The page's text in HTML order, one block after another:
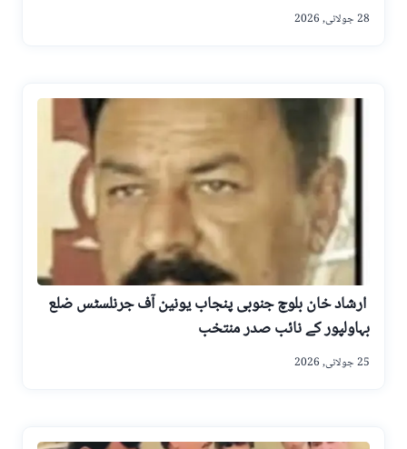
28 جولائی, 2026
ارشاد خان بلوچ جنوبی پنجاب یونین آف جرنلسٹس ضلع
بہاولپور کے نائب صدر منتخب
25 جولائی, 2026